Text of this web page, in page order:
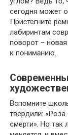
сегодня может
Пристегните
лабиринтам
поворот –
к пониманию.
Вспомните
твердили:
смерти». Но так